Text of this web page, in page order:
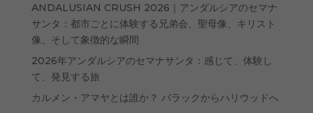
ANDALUSIAN CRUSH 2026｜アンダルシアのセマナ
サンタ：都市ごとに体験する兄弟会、聖母像、キリスト
像、そして象徴的な瞬間
2026年アンダルシアのセマナサンタ：感じて、体験し
て、発見する旅
カルメン・アマヤとは誰か？ バラックからハリウッドへ